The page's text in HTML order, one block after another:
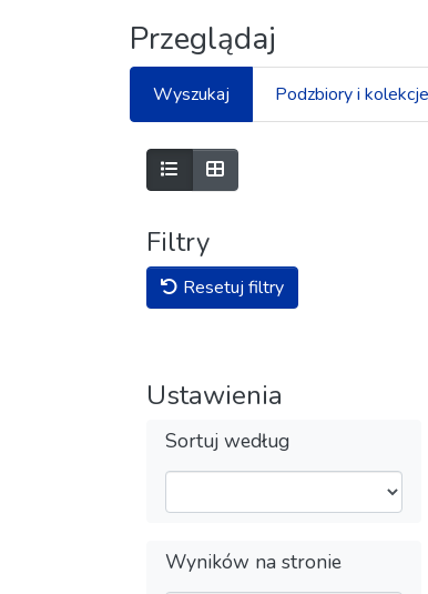
Przeglądaj
Wyszukaj Podzbiory i kolekcje
Filtry
Resetuj filtry
Ustawienia
Sortuj według
Wyników na stronie